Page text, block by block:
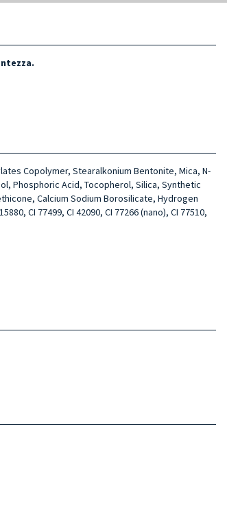
Copolymer, Stearalkonium Bentonite, Mica, N-
Phosphoric Acid, Tocopherol, Silica, Synthetic
Calcium Sodium Borosilicate, Hydrogen
CI 77499, CI 42090, CI 77266 (nano), CI 77510,